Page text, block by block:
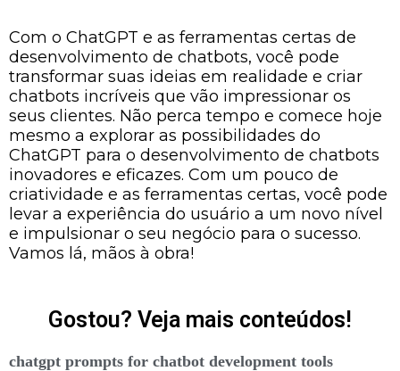
Com o ChatGPT e as ferramentas certas de
desenvolvimento de chatbots, você pode
transformar suas ideias em realidade e criar
chatbots incríveis que vão impressionar os
seus clientes. Não perca tempo e comece hoje
mesmo a explorar as possibilidades do
ChatGPT para o desenvolvimento de chatbots
inovadores e eficazes. Com um pouco de
criatividade e as ferramentas certas, você pode
levar a experiência do usuário a um novo nível
e impulsionar o seu negócio para o sucesso.
Vamos lá, mãos à obra!
Gostou? Veja mais conteúdos!
chatgpt prompts for chatbot development tools